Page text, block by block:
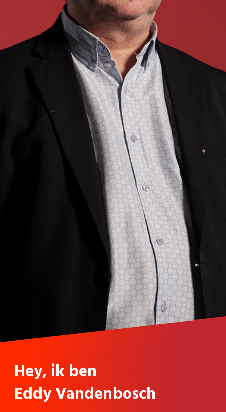
Hey, ik ben
Eddy Vandenbosch